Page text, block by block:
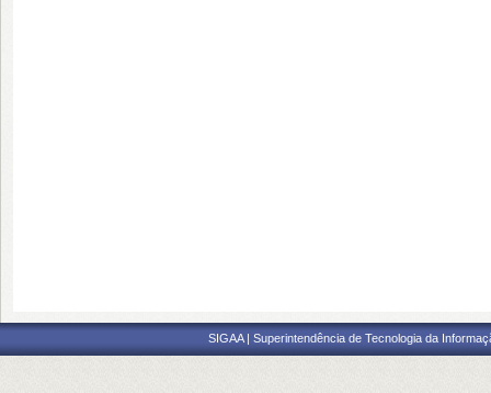
SIGAA | Superintendência de Tecnologia da